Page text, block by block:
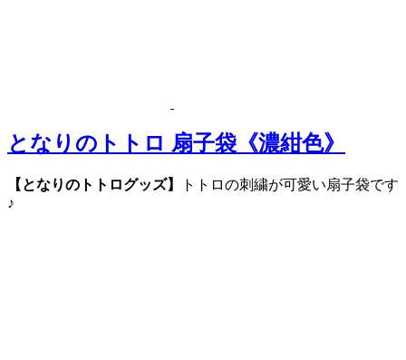
となりのトトロ 扇子袋《濃紺色》
【となりのトトログッズ】
トトロの刺繍が可愛い扇子袋です
♪